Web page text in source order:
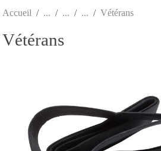
Accueil Vétérans
Vétérans